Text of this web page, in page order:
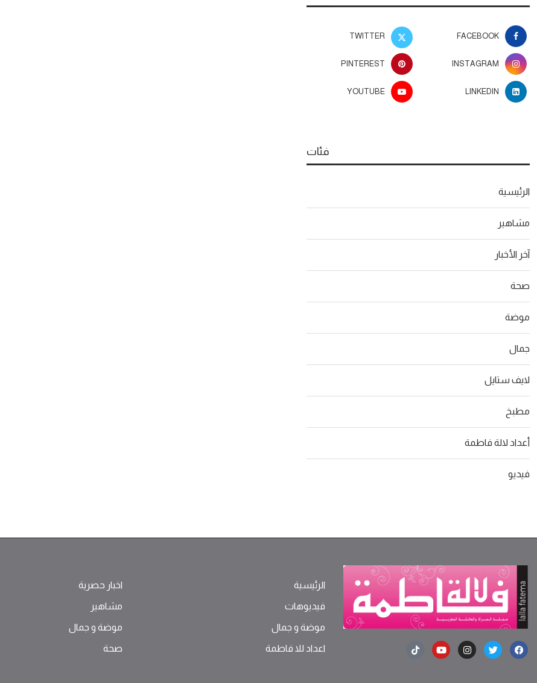
FACEBOOK
TWITTER
INSTAGRAM
PINTEREST
LINKEDIN
YOUTUBE
فئات
الرئيسية
مشاهير
آخر الأخبار
صحة
موضة
جمال
لايف ستايل
مطبخ
أعداد لالة فاطمة
فيديو
الرئيسية
فيديوهات
موضة ‫و‬ ‫‬‫جمال‬
اعداد للا فاطمة
اخبار حصرية
مشاهير
موضة ‫و‬ ‫‬‫جمال‬
صحة